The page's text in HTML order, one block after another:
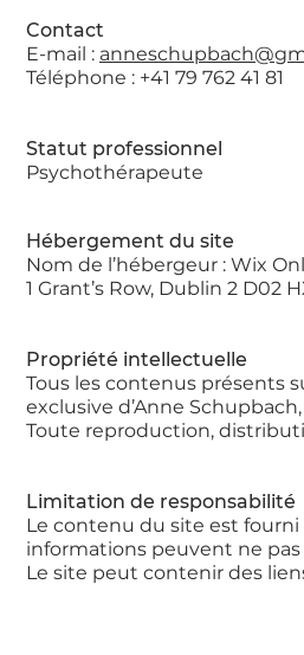
Contact
E-mail :
Téléphone : +41 79 762 41 81
Statut professionnel
Psychothérapeute
Hébergement du site
Nom de l’hébergeur : Wix
1 Grant’s Row, Dublin 2 D02
Propriété intellectuelle
Tous les contenus présents
exclusive d’Anne
Toute reproduction,
Limitation de responsabilité
Le contenu du site est
informations peuvent ne pas
Le site peut contenir des